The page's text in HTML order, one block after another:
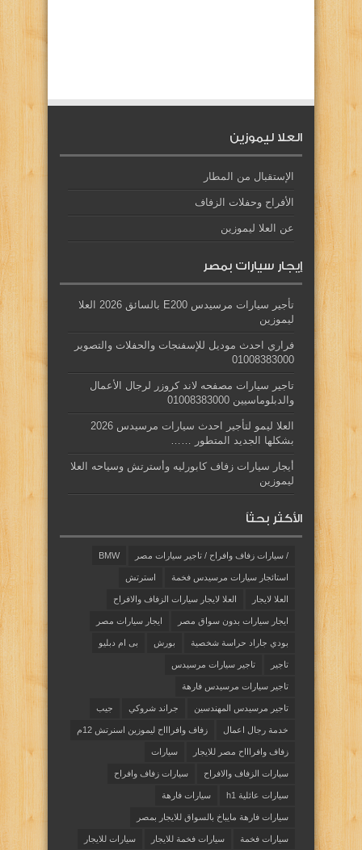
العلا ليموزين
الإستقبال من المطار
الأفراح وحفلات الزفاف
عن العلا ليموزين
إيجار سيارات بمصر
تأجير سيارات مرسيدس E200 بالسائق 2026 العلا
ليموزين
فراري احدث موديل للإسفنجات والحفلات والتصوير
01008383000
تاجير سيارات مصفحه لاند كروزر لرجال الأعمال
والدبلوماسيين 01008383000
العلا ليمو لتأجير احدث سيارات مرسيدس 2026
بشكلها الجديد المتطور ……
أيجار سيارات زفاف كابورليه وأسترتش وسياحه العلا
ليموزين
الأكثر بحثاً
/ سيارات زفاف وافراح / تاجير سيارات مصر BMW
استائجار سيارات مرسيدس فخمة استرتش
العلا لايجار العلا لايجار سيارات الزفاف والافراح
ايجار سيارات بدون سواق مصر ايجار سيارات مصر
بودي جاراد حراسة شخصية بورش بى ام دبليو
تاجير تاجير سيارات مرسيدس
تاجير سيارات مرسيدس فارهة
تاجير مرسيدس المهندسين جراند شروكي جيب
خدمة رجال اعمال زفاف وافراااح ليموزين اسنرتش 12م
زفاف وافراااح مصر للايجار سيارات
سيارات الزفاف والافراح سيارات زفاف وافراح
سيارات عائلية h1 سيارات فارهة
سيارات فارهة مايباخ بالسواق للايجار بمصر
سيارات فخمة سيارات فخمة للايجار سيارات للايجار